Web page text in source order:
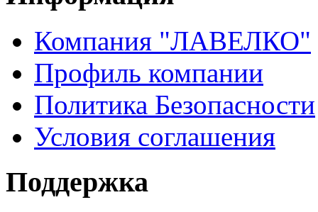
Компания "ЛАВЕЛКО"
Профиль компании
Политика Безопасности
Условия соглашения
Поддержка